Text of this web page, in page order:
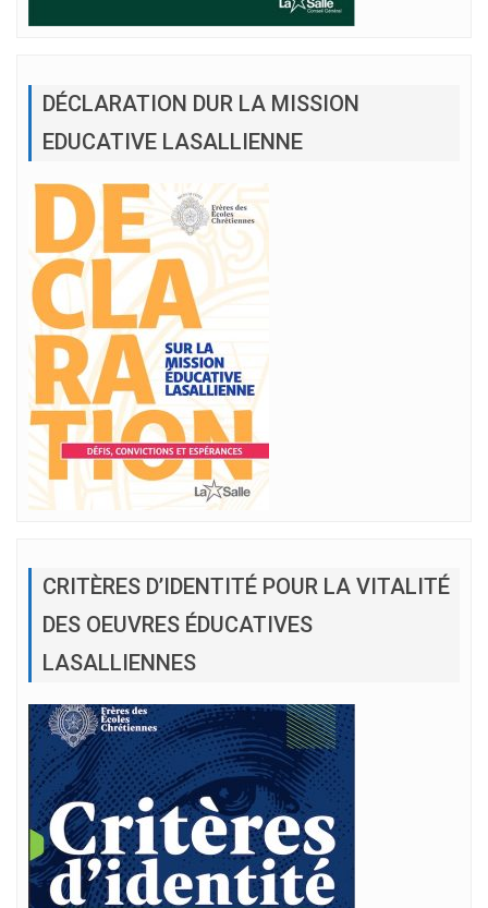
DÉCLARATION DUR LA MISSION
EDUCATIVE LASALLIENNE
CRITÈRES D’IDENTITÉ POUR LA VITALITÉ
DES OEUVRES ÉDUCATIVES
LASALLIENNES